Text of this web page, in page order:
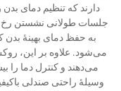
دارند که تنظیم دمای
جلسات طولانی نشستن
به حفظ دمای بهینهٔ
می‌شود. علاوه بر این،
می‌دهند و کنترل دما را
وسیلهٔ راحتی صندلی